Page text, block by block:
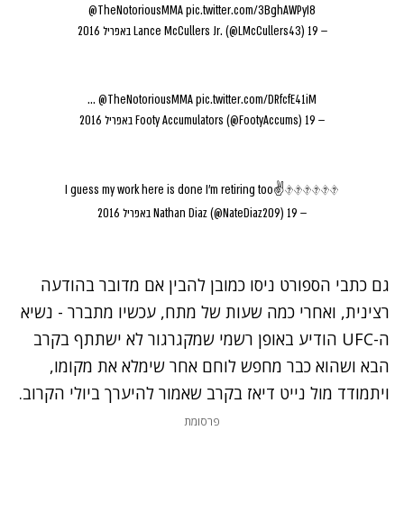
@TheNotoriousMMApic.twitter.com/3BghAWPyI8
— Lance McCullers Jr. (@LMcCullers43) 19 באפריל 2016
... @TheNotoriousMMApic.twitter.com/DRfcfE41iM
— Footy Accumulators (@FootyAccums) 19 באפריל 2016
I guess my work here is done I'm retiring too✌��️����
— Nathan Diaz (@NateDiaz209) 19 באפריל 2016
גם כתבי הספורט ניסו כמובן להבין אם מדובר בהודעה
רצינית, ואחרי כמה שעות של מתח, עכשיו מתברר - נשיא
ה-UFC
הודיע באופן רשמי שמקגרגור לא ישתתף בקרב
הבא ושהוא כבר מחפש לוחם אחר שימלא את מקומו,
ויתמודד מול נייט דיאז בקרב שאמור להיערך ביולי הקרוב.
פרסומת